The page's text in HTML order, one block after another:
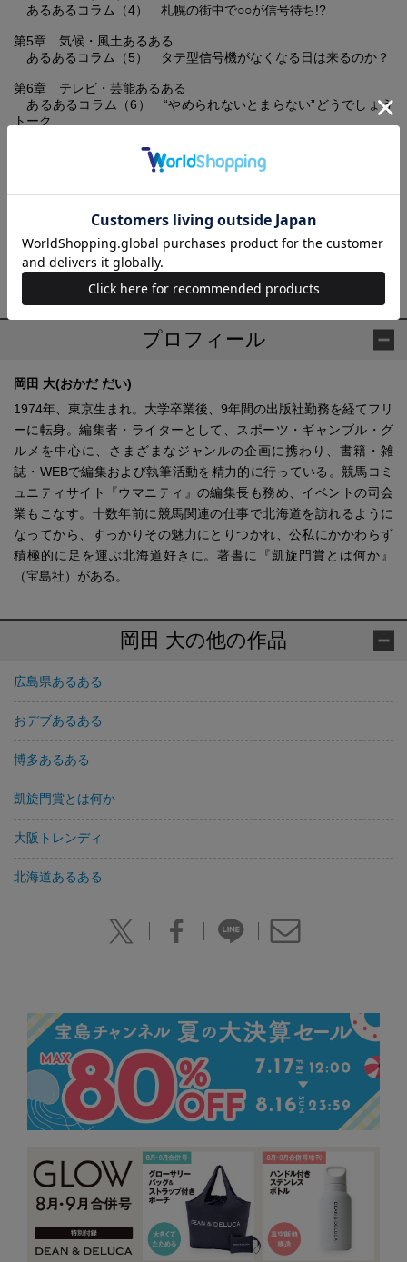
あるあるコラム（4） 札幌の街中で○○が信号待ち!?
第5章 気候・風土あるある
あるあるコラム（5） タテ型信号機がなくなる日は来るのか？
第6章 テレビ・芸能あるある
あるあるコラム（6） “やめられないとまらない”どうでしょう
トーク
第7章 グルメ・名物・名産あるある
※本書内に記載されている数字（店舗数や価格等）や記録などの各
種データは、とくに断りがない限り2012年6月末日時点のものを使
用しております。
プロフィール
岡田 大(おかだ だい)
1974年、東京生まれ。大学卒業後、9年間の出版社勤務を経てフリ
ーに転身。編集者・ライターとして、スポーツ・ギャンブル・グ
ルメを中心に、さまざまなジャンルの企画に携わり、書籍・雑
誌・WEBで編集および執筆活動を精力的に行っている。競馬コミ
ュニティサイト『ウマニティ』の編集長も務め、イベントの司会
業もこなす。十数年前に競馬関連の仕事で北海道を訪れるように
なってから、すっかりその魅力にとりつかれ、公私にかかわらず
積極的に足を運ぶ北海道好きに。著書に『凱旋門賞とは何か』
（宝島社）がある。
岡田 大の他の作品
広島県あるある
おデブあるある
博多あるある
凱旋門賞とは何か
大阪トレンディ
北海道あるある